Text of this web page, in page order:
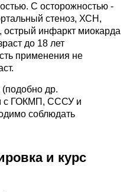
С осторожностью -
стеноз, ХСН,
острый инфаркт миокарда
до 18 лет
применения не
др.
с ГОКМП, СССУ и
соблюдать
и курс